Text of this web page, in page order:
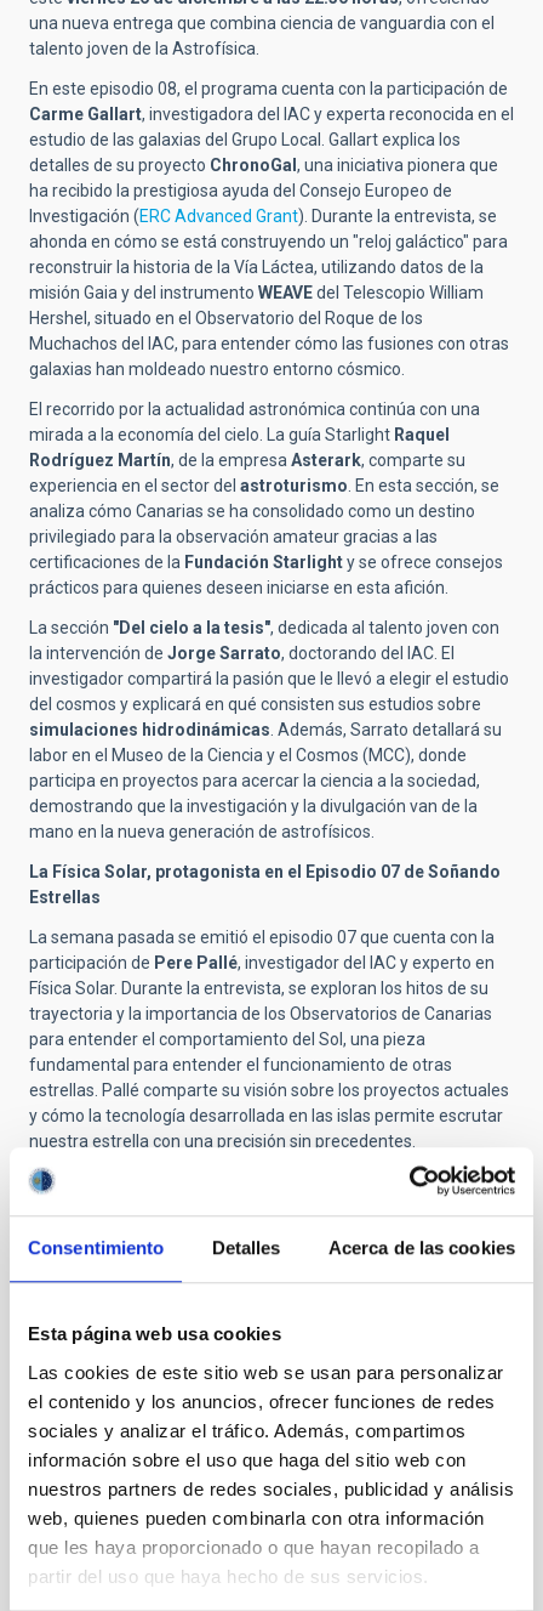
Consentimiento Detalles Acerca de las cookies
Esta página web usa cookies
Las cookies de este sitio web se usan para personalizar
el contenido y los anuncios, ofrecer funciones de redes
sociales y analizar el tráfico. Además, compartimos
información sobre el uso que haga del sitio web con
nuestros partners de redes sociales, publicidad y análisis
web, quienes pueden combinarla con otra información
que les haya proporcionado o que hayan recopilado a
partir del uso que haya hecho de sus servicios.
una nueva entrega que combina ciencia de vanguardia con el
talento joven de la Astrofísica.
En este episodio 08, el programa cuenta con la participación de
Carme Gallart, investigadora del IAC y experta reconocida en el
estudio de las galaxias del Grupo Local. Gallart explica los
detalles de su proyecto ChronoGal , una iniciativa pionera que
ha recibido la prestigiosa ayuda del Consejo Europeo de
Investigación (ERC Advanced Grant). Durante la entrevista, se
ahonda en cómo se está construyendo un "reloj galáctico" para
reconstruir la historia de la Vía Láctea, utilizando datos de la
misión Gaia y del instrumento WEAVEdel Telescopio William
Hershel, situado en el Observatorio del Roque de los
Muchachos del IAC, para entender cómo las fusiones con otras
galaxias han moldeado nuestro entorno cósmico.
El recorrido por la actualidad astronómica continúa con una
mirada a la economía del cielo. La guía Starlight Raquel
Rodríguez Martín, de la empresaAsterark, comparte su
experiencia en el sector del astroturismo. En esta sección, se
analiza cómo Canarias se ha consolidado como un destino
privilegiado para la observación amateur gracias a las
certificaciones de la Fundación Starlighty se ofrece consejos
prácticos para quienes deseen iniciarse en esta afición.
La sección "Del cielo a la tesis", dedicada al talento joven con
la intervención de Jorge Sarrato, doctorando del IAC. El
investigador compartirá la pasión que le llevó a elegir el estudio
del cosmos y explicará en qué consisten sus estudios sobre
simulaciones hidrodinámicas. Además, Sarrato detallará su
labor en el Museo de la Ciencia y el Cosmos (MCC), donde
participa en proyectos para acercar la ciencia a la sociedad,
demostrando que la investigación y la divulgación van de la
mano en la nueva generación de astrofísicos.
La Física Solar, protagonista en el Episodio 07 de Soñando
Estrellas
La semana pasada se emitió el episodio 07 que cuenta con la
participación de Pere Pallé, investigador del IAC y experto en
Física Solar. Durante la entrevista, se exploran los hitos de su
trayectoria y la importancia de los Observatorios de Canarias
para entender el comportamiento del Sol, una pieza
fundamental para entender el funcionamiento de otras
estrellas. Pallé comparte su visión sobre los proyectos actuales
y cómo la tecnología desarrollada en las islas permite escrutar
nuestra estrella con una precisión sin precedentes.
El investigador Pere Pallá en el momento de
la entrevista en el programa 07 de Soñando
Estrellas, junto al resto del equipo / IAC
La sección divulgativa "El Cosmos como aula"
contará con la
intervención deRaquel Conde, quien aborda la Astronomía
desde una perspectiva pedagógica a través del Premio
Cosmos.